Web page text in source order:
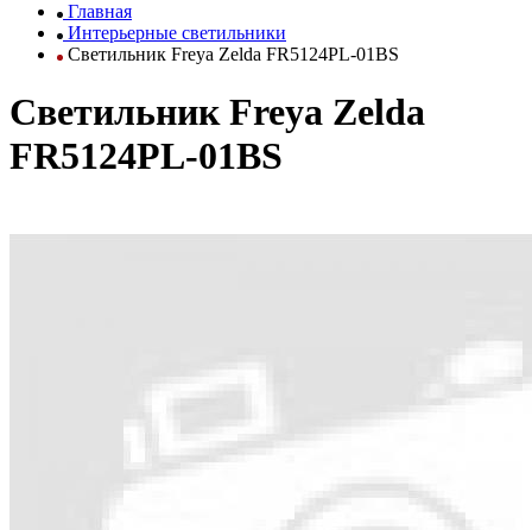
Главная
Интерьерные светильники
Светильник Freya Zelda FR5124PL-01BS
Светильник Freya Zelda
FR5124PL-01BS